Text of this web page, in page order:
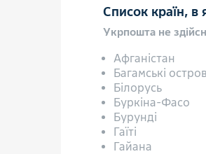
Список країн, в
Укрпошта не
Афганістан
Багамські
Білорусь
Буркіна-Фасо
Бурунді
Гаїті
Гайана